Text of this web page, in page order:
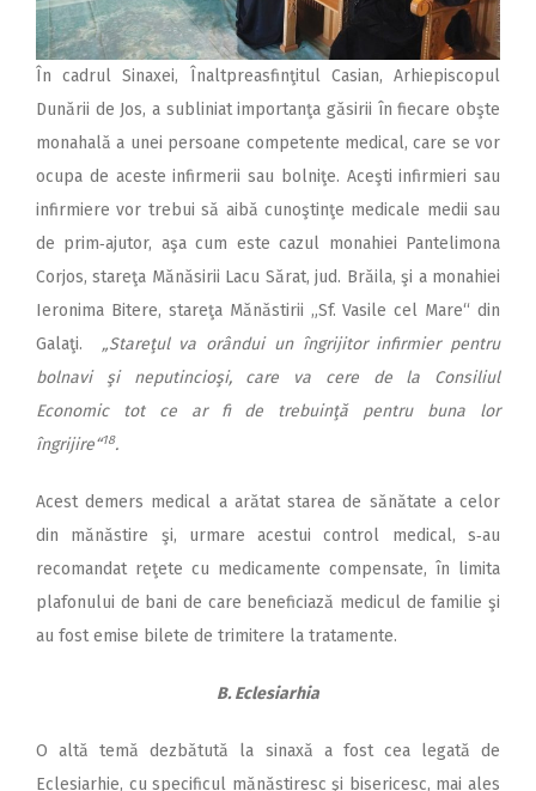
În cadrul Sinaxei, Înaltpreasfinţitul Casian, Arhiepiscopul
Dunării de Jos, a subliniat importanţa găsirii în fiecare obşte
monahală a unei persoane competente medical, care se vor
ocupa de aceste infirmerii sau bolniţe. Aceşti infirmieri sau
infirmiere vor trebui să aibă cunoştinţe medicale medii sau
de prim‑ajutor, aşa cum este cazul monahiei Pantelimona
Corjos, stareţa Mănăsirii Lacu Sărat, jud. Brăila, şi a monahiei
Ieronima Bitere, stareţa Mănăstirii „Sf. Vasile cel Mare“ din
Galaţi.
„Stareţul va orândui un îngrijitor infirmier pentru
bolnavi şi neputincioşi, care va cere de la Consiliul
Economic tot ce ar fi de trebuinţă pentru buna lor
îngrijire“18.
Acest demers medical a arătat starea de sănătate a celor
din mănăstire şi, urmare acestui control medical, s‑au
recomandat reţete cu medicamente compensate, în limita
plafonului de bani de care beneficiază medicul de familie şi
au fost emise bilete de trimitere la tratamente.
B. Eclesiarhia
O altă temă dezbătută la sinaxă a fost cea legată de
Eclesiarhie, cu specificul mănăstiresc şi bisericesc, mai ales